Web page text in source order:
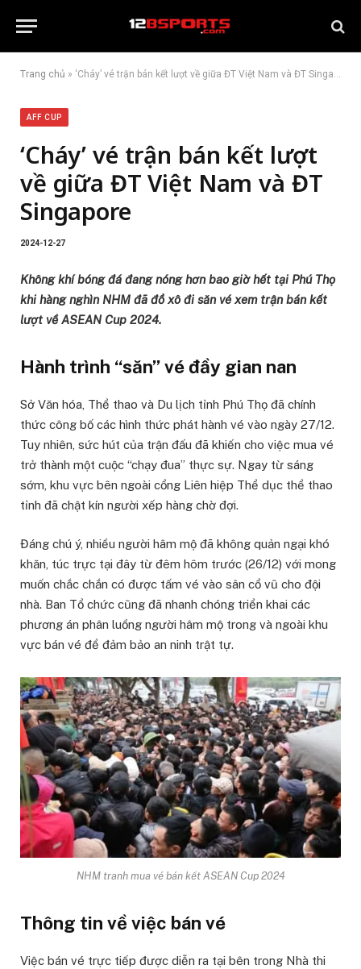
Trang chủ » ‘Cháy’ vé trận bán kết lượt về giữa ĐT Việt Nam và ĐT Singapore
AFF CUP
‘Cháy’ vé trận bán kết lượt
về giữa ĐT Việt Nam và ĐT
Singapore
2024-12-27
Không khí bóng đá đang nóng hơn bao giờ hết tại Phú Thọ
khi hàng nghìn NHM đã đổ xô đi săn vé xem trận bán kết
lượt về ASEAN Cup 2024.
Hành trình “săn” vé đầy gian nan
Sở Văn hóa, Thể thao và Du lịch tỉnh Phú Thọ đã chính
thức công bố các hình thức phát hành vé vào ngày 27/12.
Tuy nhiên, sức hút của trận đấu đã khiến cho việc mua vé
trở thành một cuộc “chạy đua” thực sự. Ngay từ sáng
sớm, khu vực bên ngoài cổng Liên hiệp Thể dục thể thao
tỉnh đã chật kín người xếp hàng chờ đợi.
Đáng chú ý, nhiều người hâm mộ đã không quản ngại khó
khăn, túc trực tại đây từ đêm hôm trước (26/12) với mong
muốn chắc chắn có được tấm vé vào sân cổ vũ cho đội
nhà. Ban Tổ chức cũng đã nhanh chóng triển khai các
phương án phân luồng người hâm mộ trong và ngoài khu
vực bán vé để đảm bảo an ninh trật tự.
NHM tranh mua vé bán kết ASEAN Cup 2024
Thông tin về việc bán vé
Việc bán vé trực tiếp được diễn ra tại bên trong Nhà thi